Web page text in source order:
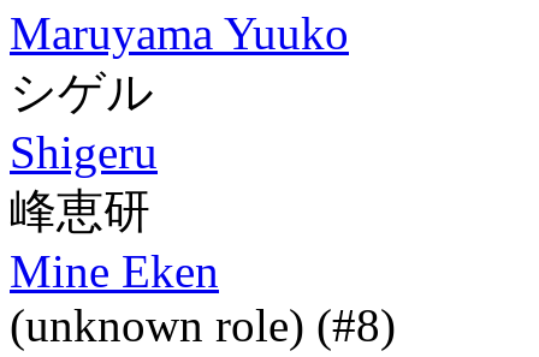
Maruyama Yuuko
シゲル
Shigeru
峰恵研
Mine Eken
(unknown role) (#8)